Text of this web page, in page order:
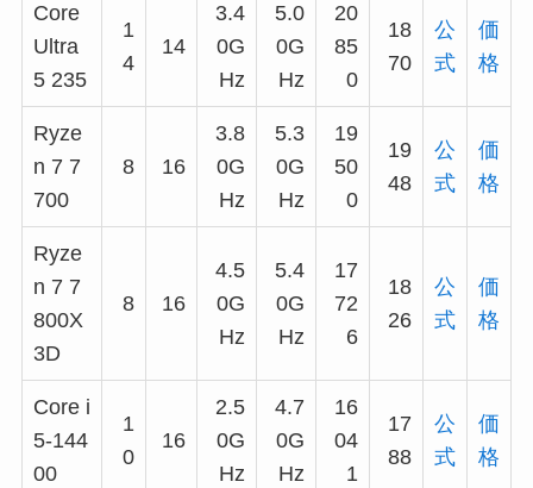
Core
Ultra
5 235
1
4
14
3.4
0G
Hz
5.0
0G
Hz
20
85
0
18
70
公
式
価
格
Ryze
n 7 7
700
8 16
3.8
0G
Hz
5.3
0G
Hz
19
50
0
19
48
公
式
価
格
Ryze
n 7 7
800X
3D
8 16
4.5
0G
Hz
5.4
0G
Hz
17
72
6
18
26
公
式
価
格
Core i
5-144
00
1
0
16
2.5
0G
Hz
4.7
0G
Hz
16
04
1
17
88
公
式
価
格